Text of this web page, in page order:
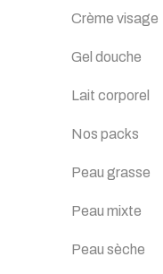
Crème visage
Gel douche
Lait corporel
Nos packs
Peau grasse
Peau mixte
Peau sèche